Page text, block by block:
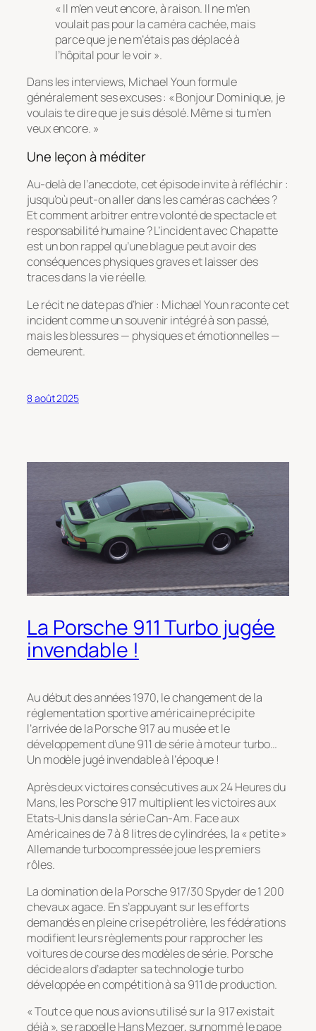
« Il m’en veut encore, à raison. Il ne m’en
voulait pas pour la caméra cachée, mais
parce que je ne m’étais pas déplacé à
l’hôpital pour le voir ».
Dans les interviews, Michael Youn formule
généralement ses excuses : « Bonjour Dominique, je
voulais te dire que je suis désolé. Même si tu m’en
veux encore. »
Une leçon à méditer
Au-delà de l’anecdote, cet épisode invite à réfléchir :
jusqu’où peut-on aller dans les caméras cachées ?
Et comment arbitrer entre volonté de spectacle et
responsabilité humaine ? L’incident avec Chapatte
est un bon rappel qu’une blague peut avoir des
conséquences physiques graves et laisser des
traces dans la vie réelle.
Le récit ne date pas d’hier : Michael Youn raconte cet
incident comme un souvenir intégré à son passé,
mais les blessures — physiques et émotionnelles —
demeurent.
8 août 2025
La Porsche 911 Turbo jugée
invendable !
Au début des années 1970, le changement de la
réglementation sportive américaine précipite
l’arrivée de la Porsche 917 au musée et le
développement d’une 911 de série à moteur turbo…
Un modèle jugé invendable à l’époque !
Après deux victoires consécutives aux 24 Heures du
Mans, les Porsche 917 multiplient les victoires aux
Etats-Unis dans la série Can-Am. Face aux
Américaines de 7 à 8 litres de cylindrées, la « petite »
Allemande turbocompressée joue les premiers
rôles.
La domination de la Porsche 917/30 Spyder de 1 200
chevaux agace. En s’appuyant sur les efforts
demandés en pleine crise pétrolière, les fédérations
modifient leurs règlements pour rapprocher les
voitures de course des modèles de série. Porsche
décide alors d’adapter sa technologie turbo
développée en compétition à sa 911 de production.
« Tout ce que nous avions utilisé sur la 917 existait
déjà », se rappelle Hans Mezger, surnommé le pape